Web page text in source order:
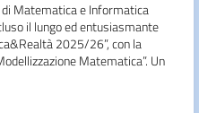
Matematica e Informatica
il lungo ed entusiasmante
2025/26”, con la
Matematica”. Un